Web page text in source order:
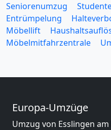
Seniorenumzug
Entrümpelung
Möbellift
Möbelmitfahrzentrale
Europa-Umzüge
Umzug von Esslingen